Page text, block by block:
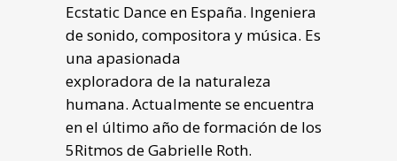
Ecstatic Dance en España. Ingeniera
de sonido, compositora y música. Es
una apasionada
exploradora de la naturaleza
humana. Actualmente se encuentra
en el último año de formación de los
5Ritmos de Gabrielle Roth.